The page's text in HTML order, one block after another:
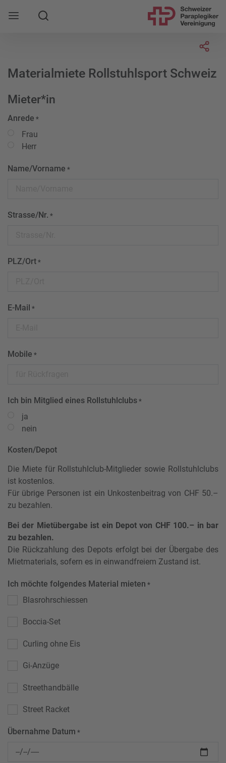
Mobile Navigation öffnen
Suche
Materialmiete Rollstuhlsport Schweiz
Mieter*in
Anrede *
Frau
Herr
Name/Vorname *
Strasse/Nr. *
PLZ/Ort *
E-Mail *
Mobile *
Ich bin Mitglied eines Rollstuhlclubs *
ja
nein
Kosten/Depot
Die Miete für Rollstuhlclub-Mitglieder sowie Rollstuhlclubs
ist kostenlos.
Für übrige Personen ist ein Unkostenbeitrag von CHF 50.–
zu bezahlen.
Bei der Mietübergabe ist ein Depot von CHF 100.– in bar
zu bezahlen.
Die Rückzahlung des Depots erfolgt bei der Übergabe des
Mietmaterials, sofern es in einwandfreiem Zustand ist.
Ich möchte folgendes Material mieten *
Blasrohrschiessen
Boccia-Set
Curling ohne Eis
Gi-Anzüge
Streethandbälle
Street Racket
Übernahme Datum *